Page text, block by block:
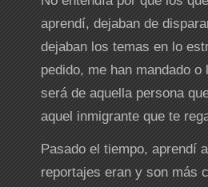
aprendí, dejaban de
dejaban los temas en lo
pedido, me han mandado
será de aquella persona
aquel inmigrante que te
Pasado el tiempo, aprendí
reportajes eran y son más